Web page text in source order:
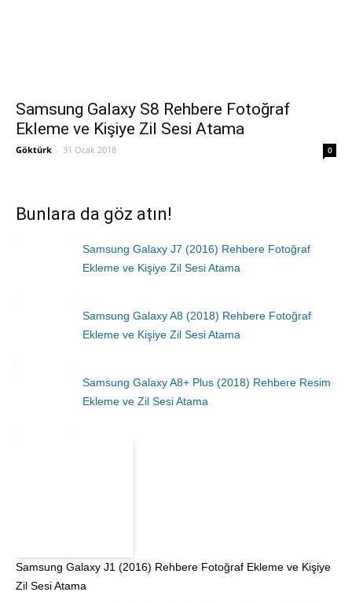
Samsung Galaxy S8 Rehbere Fotoğraf
Ekleme ve Kişiye Zil Sesi Atama
Göktürk - 31 Ocak 2018 0
Bunlara da göz atın!
Samsung Galaxy J7 (2016) Rehbere Fotoğraf
Ekleme ve Kişiye Zil Sesi Atama
Samsung Galaxy A8 (2018) Rehbere Fotoğraf
Ekleme ve Kişiye Zil Sesi Atama
Samsung Galaxy A8+ Plus (2018) Rehbere Resim
Ekleme ve Zil Sesi Atama
Samsung Galaxy J1 (2016) Rehbere Fotoğraf Ekleme ve Kişiye
Zil Sesi Atama